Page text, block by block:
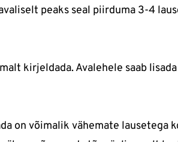
peaks seal piirduma 3-4
kirjeldada. Avalehele saab
on võimalik vähemate lausetega